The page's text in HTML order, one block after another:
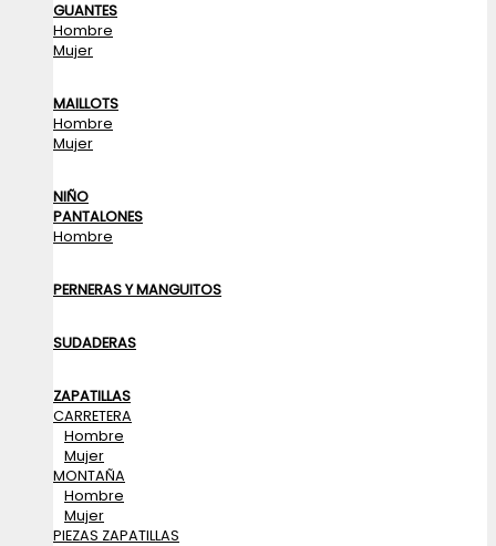
GUANTES
Hombre
Mujer
MAILLOTS
Hombre
Mujer
NIÑO
PANTALONES
Hombre
PERNERAS Y MANGUITOS
SUDADERAS
ZAPATILLAS
CARRETERA
Hombre
Mujer
MONTAÑA
Hombre
Mujer
PIEZAS ZAPATILLAS